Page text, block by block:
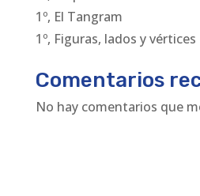
1º, El Tangram
1º, Figuras, lados y vértices
Comentarios
No hay comentarios que